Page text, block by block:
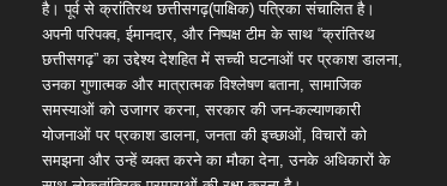
है। पूर्व से क्रांतिरथ छत्तीसगढ़(पाक्षिक) पत्रिका संचालित है।
अपनी परिपक्व, ईमानदार, और निष्पक्ष टीम के साथ “क्रांतिरथ
छत्तीसगढ़” का उद्देश्य देशहित में सच्ची घटनाओं पर प्रकाश डालना,
उनका गुणात्मक और मात्रात्मक विश्लेषण बताना, सामाजिक
समस्याओं को उजागर करना, सरकार की जन-कल्याणकारी
योजनाओं पर प्रकाश डालना, जनता की इच्छाओं, विचारों को
समझना और उन्हें व्यक्त करने का मौका देना, उनके अधिकारों के